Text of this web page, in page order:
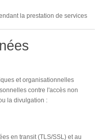
la prestation de services
et organisationnelles
contre l'accès non
la divulgation :
en transit (TLS/SSL) et au